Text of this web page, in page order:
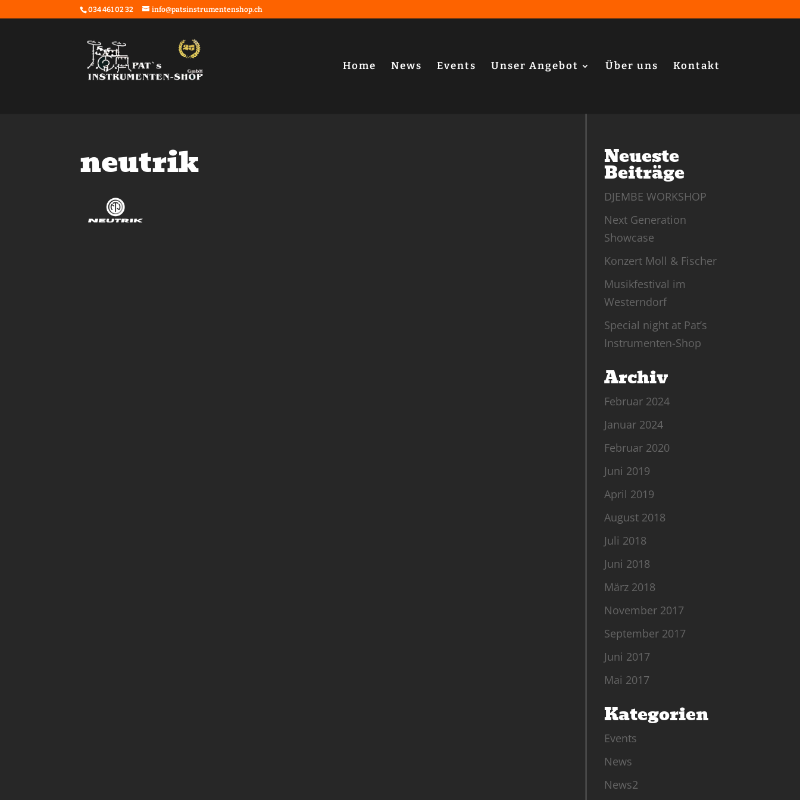
034 461 02 32 info@patsinstrumentenshop.ch
Home News Events Unser Angebot Über uns Kontakt
neutrik Neueste
Beiträge
DJEMBE WORKSHOP
Next Generation
Showcase
Konzert Moll & Fischer
Musikfestival im
Westerndorf
Special night at Pat’s
Instrumenten-Shop
Archiv
Februar 2024
Januar 2024
Februar 2020
Juni 2019
April 2019
August 2018
Juli 2018
Juni 2018
März 2018
November 2017
September 2017
Juni 2017
Mai 2017
Kategorien
Events
News
News2